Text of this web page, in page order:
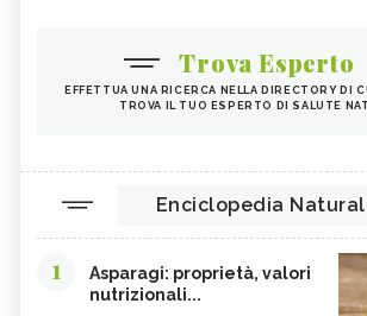
Trova Esperto
EFFETTUA UNA RICERCA NELLA DIRECTORY DI
TROVA IL TUO ESPERTO DI SALUTE
Enciclopedia
1
Asparagi: proprietà, valori
nutrizionali...